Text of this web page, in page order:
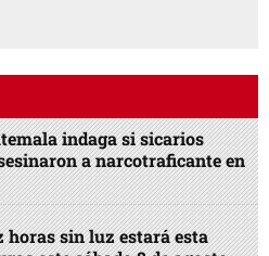
indaga si sicarios
a narcotraficante en
horas sin luz estará esta